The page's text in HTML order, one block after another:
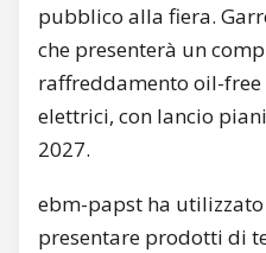
pubblico alla fiera.
che presenterà un
raffreddamento oil-
elettrici, con lancio
2027.
ebm-papst ha
presentare prodotti di